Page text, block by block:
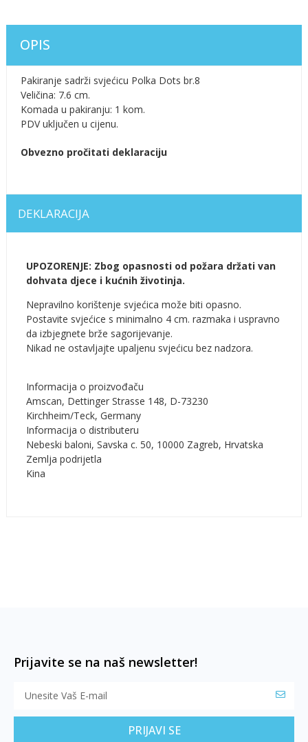
OPIS
Pakiranje sadrži svjećicu Polka Dots br.8
Veličina: 7.6 cm.
Komada u pakiranju: 1 kom.
PDV uključen u cijenu.
Obvezno pročitati deklaraciju
DEKLARACIJA
UPOZORENJE: Zbog opasnosti od požara držati van
dohvata djece i kućnih životinja.
Nepravilno korištenje svjećica može biti opasno.
Postavite svjećice s minimalno 4 cm. razmaka i uspravno
da izbjegnete brže sagorijevanje.
Nikad ne ostavljajte upaljenu svjećicu bez nadzora.
Informacija o proizvođaču
Amscan, Dettinger Strasse 148, D-73230
Kirchheim/Teck, Germany
Informacija o distributeru
Nebeski baloni, Savska c. 50, 10000 Zagreb, Hrvatska
Zemlja podrijetla
Kina
Prijavite se na naš newsletter!
PRIJAVI SE